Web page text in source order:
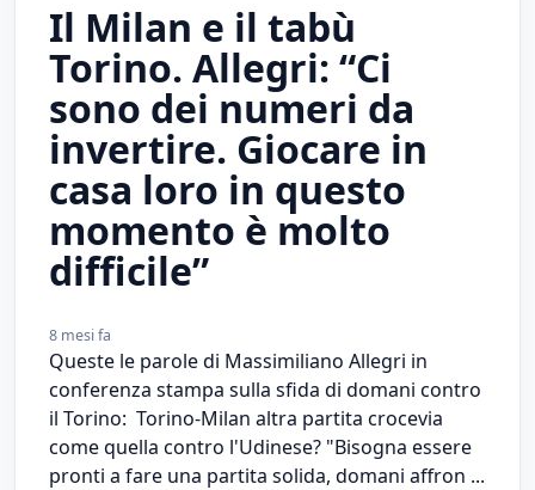
Il Milan e il tabù
Torino. Allegri: “Ci
sono dei numeri da
invertire. Giocare in
casa loro in questo
momento è molto
difficile”
8 mesi fa
Queste le parole di Massimiliano Allegri in
conferenza stampa sulla sfida di domani contro
il Torino: Torino-Milan altra partita crocevia
come quella contro l'Udinese? "Bisogna essere
pronti a fare una partita solida, domani affron ...